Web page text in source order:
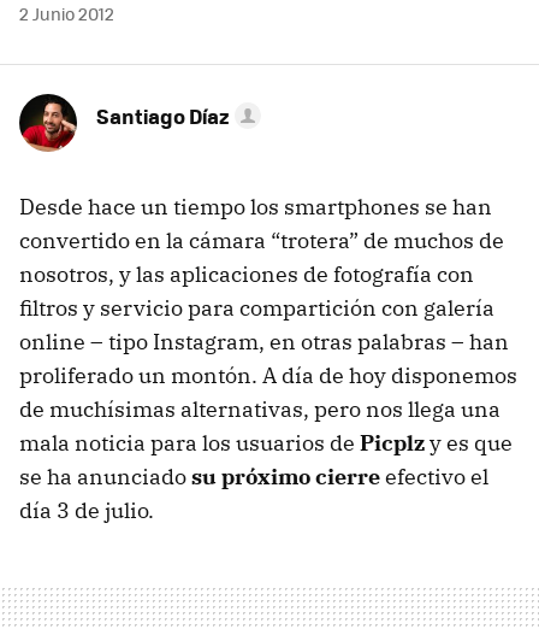
2 Junio 2012
Santiago Díaz
Desde hace un tiempo los smartphones se han
convertido en la cámara “trotera” de muchos de
nosotros, y las aplicaciones de fotografía con
filtros y servicio para compartición con galería
online – tipo Instagram, en otras palabras – han
proliferado un montón. A día de hoy disponemos
de muchísimas alternativas, pero nos llega una
mala noticia para los usuarios de Picplzy es que
se ha anunciadosu próximo cierreefectivo el
día 3 de julio.